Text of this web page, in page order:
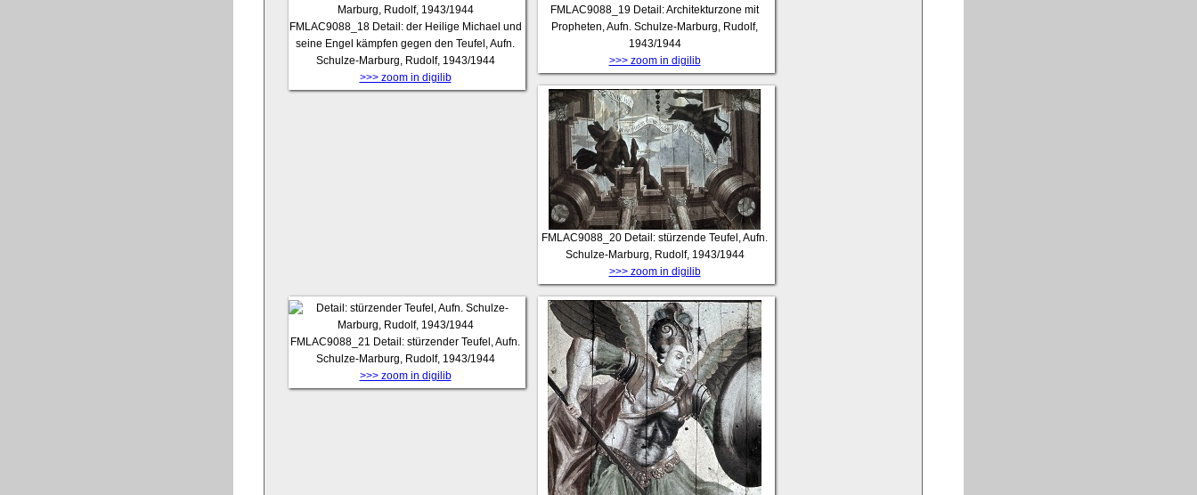
FMLAC9088_18 Detail: der Heilige Michael und
seine Engel kämpfen gegen den Teufel, Aufn.
Schulze-Marburg, Rudolf, 1943/1944
>>> zoom in digilib
FMLAC9088_19 Detail: Architekturzone mit
Propheten, Aufn. Schulze-Marburg, Rudolf,
1943/1944
>>> zoom in digilib
FMLAC9088_20 Detail: stürzende Teufel, Aufn.
Schulze-Marburg, Rudolf, 1943/1944
>>> zoom in digilib
FMLAC9088_21 Detail: stürzender Teufel, Aufn.
Schulze-Marburg, Rudolf, 1943/1944
>>> zoom in digilib